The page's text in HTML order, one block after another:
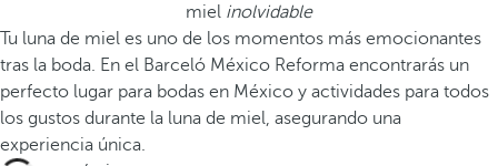
miel inolvidable
Tu luna de miel es uno de los momentos más emocionantes
tras la boda. En el Barceló México Reforma encontrarás un
perfecto lugar para bodas en México y actividades para todos
los gustos durante la luna de miel, asegurando una
experiencia única.